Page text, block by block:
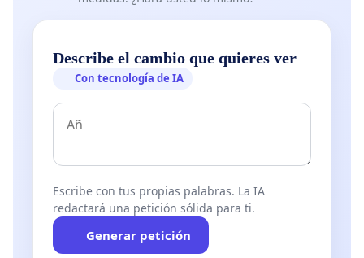
Describe el cambio que quieres ver
Con tecnología de IA
Escribe con tus propias palabras. La IA
redactará una petición sólida para ti.
Generar petición